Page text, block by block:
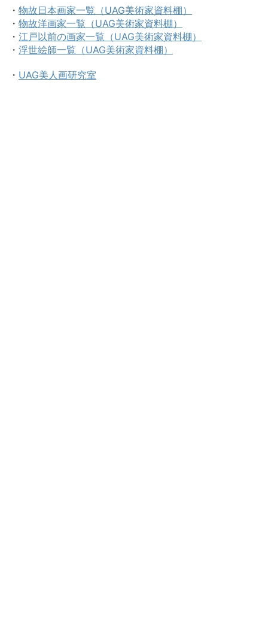
・ 物故日本画家一覧（UAG美術家資料棚）
・ 物故洋画家一覧（UAG美術家資料棚）
・ 江戸以前の画家一覧（UAG美術家資料棚）
・ 浮世絵師一覧（UAG美術家資料棚）
・ UAG美人画研究室